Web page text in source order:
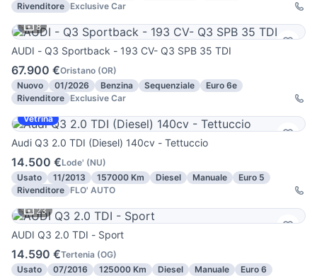
Rivenditore Exclusive Car
8
AUDI - Q3 Sportback - 193 CV- Q3 SPB 35 TDI
67.900 €Oristano (OR)
Nuovo
01/2026 Benzina Sequenziale
Euro 6e
Rivenditore Exclusive Car
Vetrina
Audi Q3 2.0 TDI (Diesel) 140cv - Tettuccio
14.500 €Lode' (NU)
Usato
11/2013 157000 Km Diesel Manuale
Euro 5
Rivenditore FLO' AUTO
23
AUDI Q3 2.0 TDI - Sport
14.590 €Tertenia (OG)
Usato
07/2016 125000 Km Diesel Manuale
Euro 6